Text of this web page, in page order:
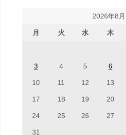
2026年8月
月 火 水 木
3 4 5 6
10 11 12 13
17 18 19 20
24 25 26 27
31